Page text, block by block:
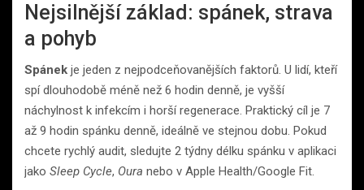
Nejsilnější základ: spánek, strava
a pohyb
Spánek je jeden z nejpodceňovanějších faktorů. U lidí, kteří
spí dlouhodobě méně než 6 hodin denně, je vyšší
náchylnost k infekcím i horší regenerace. Praktický cíl je 7
až 9 hodin spánku denně, ideálně ve stejnou dobu. Pokud
chcete rychlý audit, sledujte 2 týdny délku spánku v aplikaci
jako Sleep Cycle, Oura nebo v Apple Health/Google Fit.